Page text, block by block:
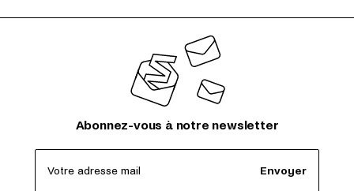
Abonnez-vous à notre newsletter
Votre adresse mail Envoyer